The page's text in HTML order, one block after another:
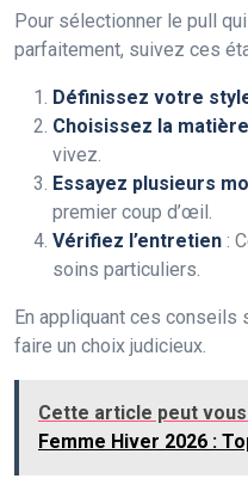
Pour sélectionner le pull
parfaitement, suivez ces
Définissez votre
Choisissez la matière
vivez.
Essayez plusieurs
premier coup d’œil.
Vérifiez l’entretien :
soins particuliers.
En appliquant ces
faire un choix judicieux.
Cette article peut
Femme Hiver 2026 :